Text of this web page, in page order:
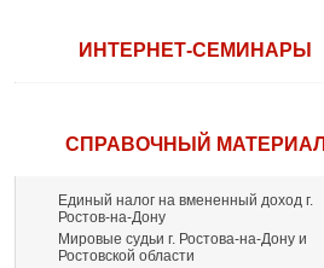
ИНТЕРНЕТ-СЕМИНАРЫ
СПРАВОЧНЫЙ МАТЕРИАЛ
Единый налог на вмененный доход г.
Ростов-на-Дону
Мировые судьи г. Ростова-на-Дону и
Ростовской области